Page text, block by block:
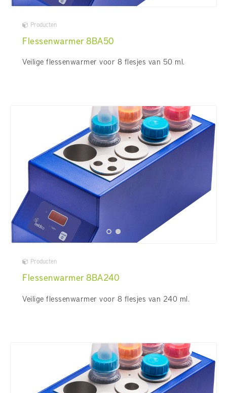
Producten
Flessenwarmer 8BA50
Veilige flessenwarmer voor 8 flesjes van 50 ml.
Producten
Flessenwarmer 8BA240
Veilige flessenwarmer voor 8 flesjes van 240 ml.